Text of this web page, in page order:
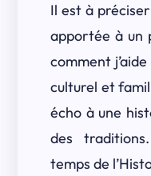
Il est à
apportée à un
comment
culturel et
écho à une
des
temps de